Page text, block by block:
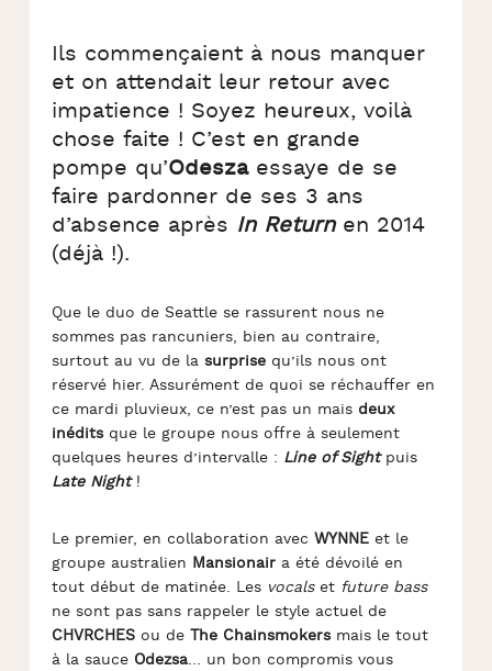
Ils commençaient à nous manquer
et on attendait leur retour avec
impatience ! Soyez heureux, voilà
chose faite ! C’est en grande
pompe qu’Odeszaessaye de se
faire pardonner de ses 3 ans
d’absence après In Returnen 2014
(déjà !).
Que le duo de Seattle se rassurent nous ne
sommes pas rancuniers, bien au contraire,
surtout au vu de la surprisequ’ils nous ont
réservé hier. Assurément de quoi se réchauffer en
ce mardi pluvieux, ce n’est pas un mais deux
inéditsque le groupe nous offre à seulement
quelques heures d’intervalle : Line of Sightpuis
Late Night!
Le premier, en collaboration avec WYNNEet le
groupe australien Mansionaira été dévoilé en
tout début de matinée. Les vocalset future bass
ne sont pas sans rappeler le style actuel de
CHVRCHESou de The Chainsmokersmais le tout
à la sauce Odezsa… un bon compromis vous